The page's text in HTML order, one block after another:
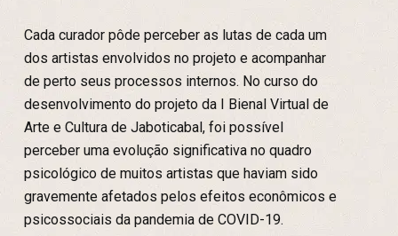
Cada curador pôde perceber as lutas de cada um
dos artistas envolvidos no projeto e acompanhar
de perto seus processos internos. No curso do
desenvolvimento do projeto da I Bienal Virtual de
Arte e Cultura de Jaboticabal, foi possível
perceber uma evolução significativa no quadro
psicológico de muitos artistas que haviam sido
gravemente afetados pelos efeitos econômicos e
psicossociais da pandemia de COVID-19.